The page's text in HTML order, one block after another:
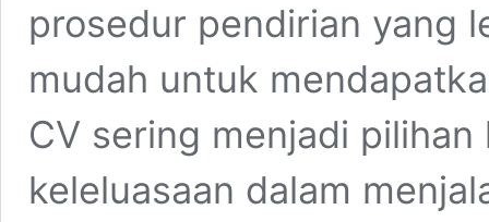
prosedur pendirian yang
mudah untuk
CV sering menjadi
keleluasaan dalam